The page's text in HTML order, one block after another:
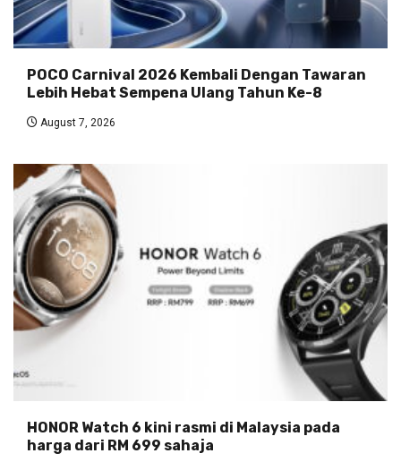
POCO Carnival 2026 Kembali Dengan Tawaran
Lebih Hebat Sempena Ulang Tahun Ke-8
August 7, 2026
HONOR Watch 6 kini rasmi di Malaysia pada
harga dari RM 699 sahaja